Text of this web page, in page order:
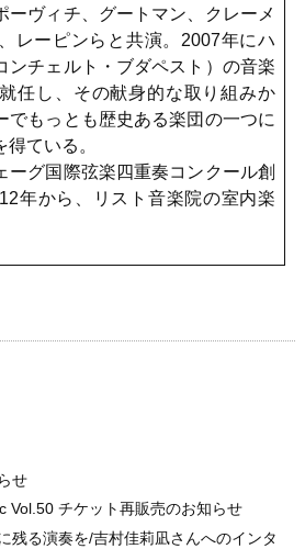
ヴィチ、グートマン、クレーメ
レーピンらと共演。2007年にハ
ンチェルト・ブダペスト）の音楽
任し、その献身的な取り組みか
でもっとも歴史ある楽団の一つに
ている。
グ国際弦楽四重奏コンクール創
年から、リスト音楽院の室内楽
せ
Vol.50 チケット再販売のお知らせ
残る演奏を/吉村佳莉凪さんへのインタ